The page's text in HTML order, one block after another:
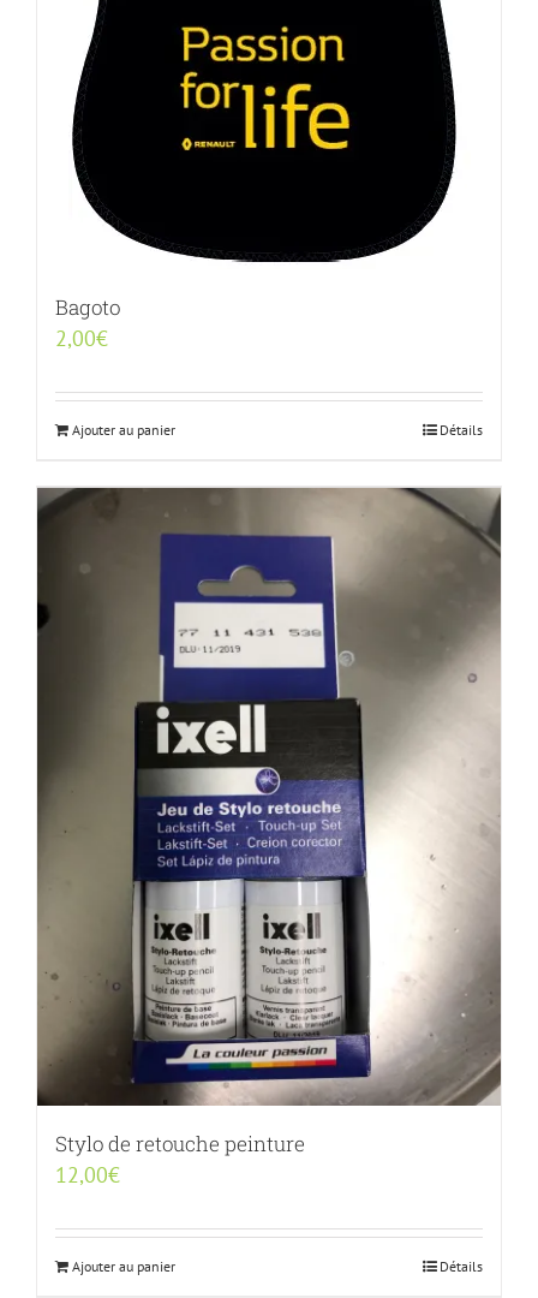
Bagoto
2,00€
Ajouter au panier Détails
Stylo de retouche peinture
12,00€
Ajouter au panier Détails